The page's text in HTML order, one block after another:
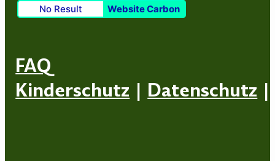
No Result Website Carbon
FAQ
Kinderschutz | Datenschutz |